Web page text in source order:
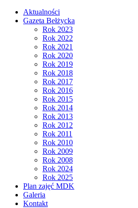
Aktualności
Gazeta Bełżycka
Rok 2023
Rok 2022
Rok 2021
Rok 2020
Rok 2019
Rok 2018
Rok 2017
Rok 2016
Rok 2015
Rok 2014
Rok 2013
Rok 2012
Rok 2011
Rok 2010
Rok 2009
Rok 2008
Rok 2024
Rok 2025
Plan zajęć MDK
Galeria
Kontakt